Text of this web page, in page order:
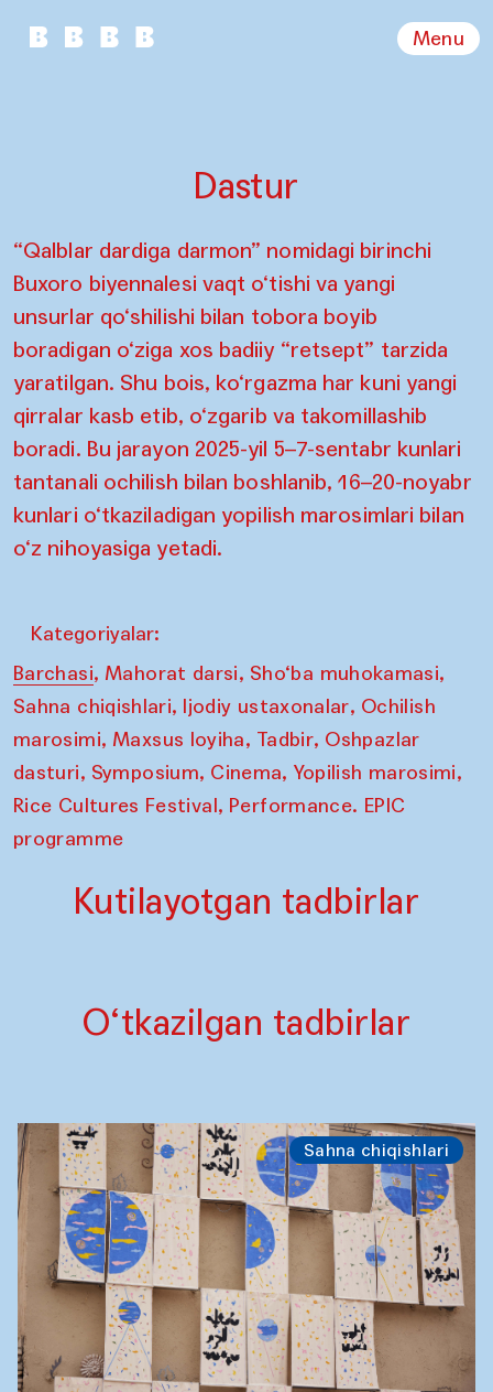
Menu
Dastur
“Qalblar dardiga darmon” nomidagi birinchi
Buxoro biyennalesi vaqt o‘tishi va yangi
unsurlar qo‘shilishi bilan tobora boyib
boradigan o‘ziga xos badiiy “retsept” tarzida
yaratilgan. Shu bois, ko‘rgazma har kuni yangi
qirralar kasb etib, o‘zgarib va takomillashib
boradi. Bu jarayon 2025-yil 5–7-sentabr kunlari
tantanali ochilish bilan boshlanib, 16–20-noyabr
kunlari o‘tkaziladigan yopilish marosimlari bilan
o‘z nihoyasiga yetadi.
Kategoriyalar:
Barchasi, Mahorat darsi, Sho‘ba muhokamasi,
Sahna chiqishlari, Ijodiy ustaxonalar, Ochilish
marosimi, Maxsus loyiha, Tadbir, Oshpazlar
dasturi, Symposium, Cinema, Yopilish marosimi,
Rice Cultures Festival, Performance. EPIC
programme
Kutilayotgan tadbirlar
O‘tkazilgan tadbirlar
Sahna chiqishlari